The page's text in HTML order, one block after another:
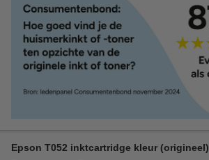
Epson T052 inktcartridge kleur (origineel)